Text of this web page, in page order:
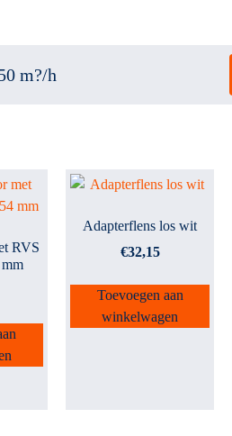
m?/h
RVS
Adapterflens los wit
€32,15
Toevoegen aan
winkelwagen